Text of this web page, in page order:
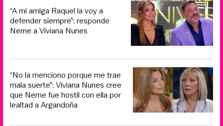
“A mi amiga Raquel la voy a
defender siempre”: responde
Neme a Viviana Nunes
“No la menciono porque me trae
mala suerte”: Viviana Nunes cree
que Neme fue hostil con ella por
lealtad a Argandoña